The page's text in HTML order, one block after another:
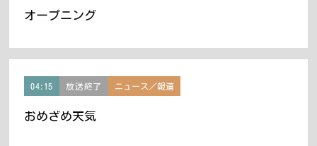
オープニング
04:15 放送終了 ニュース／報道
おめざめ天気